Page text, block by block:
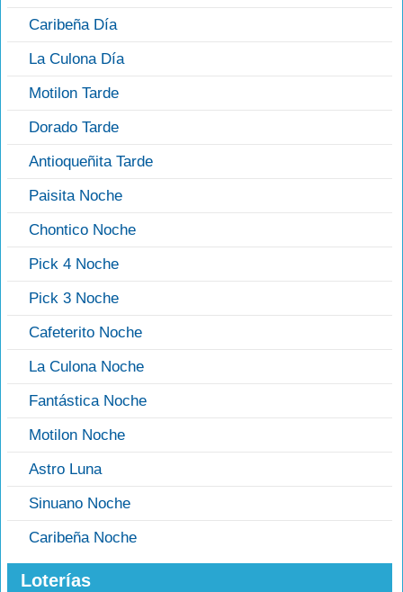
Caribeña Día
La Culona Día
Motilon Tarde
Dorado Tarde
Antioqueñita Tarde
Paisita Noche
Chontico Noche
Pick 4 Noche
Pick 3 Noche
Cafeterito Noche
La Culona Noche
Fantástica Noche
Motilon Noche
Astro Luna
Sinuano Noche
Caribeña Noche
Loterías